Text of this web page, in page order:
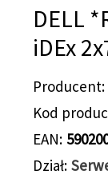
DELL
iDEx
Producent
Kod
EAN
Dział